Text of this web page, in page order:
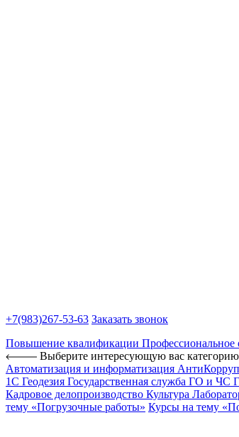
+7(983)267-53-63 Заказать звонок
Повышение квалификации Профессиональное
Выберите интересующую вас категорию
Автоматизация и информатизация
1С Геодезия Государственная служба ГО и ЧС
Кадровое делопроизводство Культура
тему «Погрузочные работы» Курсы на тему